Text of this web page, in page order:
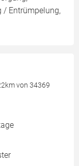
/ Entrümpelung,
von 34369